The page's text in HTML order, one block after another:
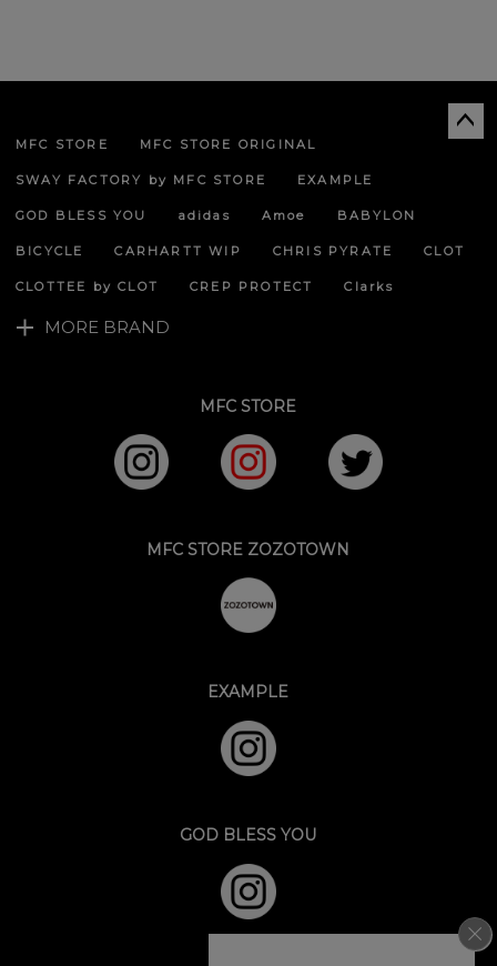
MFC STORE MFC STORE ORIGINAL
SWAY FACTORY by MFC STORE EXAMPLE
GOD BLESS YOU adidas Amoe BABYLON
BICYCLE CARHARTT WIP CHRIS PYRATE CLOT
CLOTTEE by CLOT CREP PROTECT Clarks
MORE BRAND
MFC STORE
MFC STORE ZOZOTOWN
EXAMPLE
GOD BLESS YOU